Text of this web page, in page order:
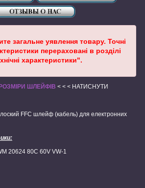
загальне уявлення товару. Точні
перераховані в розділі
характеристики".
РОЗМІРИ ШЛЕЙФІВ < < < НАТИСНУТИ
FFC шлейф (кабель) для електронних
20624 80C 60V VW-1